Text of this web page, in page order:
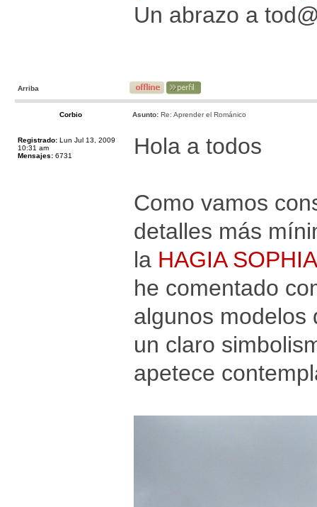
Un abrazo a
Arriba
Corbio Asunto: Re: Aprender el Románico
Registrado: Lun Jul 13, 2009
10:31 am
Mensajes: 6731 Hola a todos
Como vamos
detalles más
la HAGIA SOPHIA
he comentado
algunos modelos
un claro
apetece